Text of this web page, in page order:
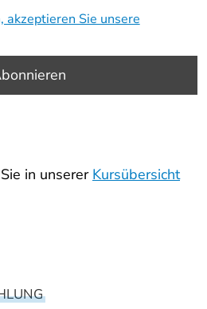
akzeptieren Sie unsere
in unserer Kursübersicht